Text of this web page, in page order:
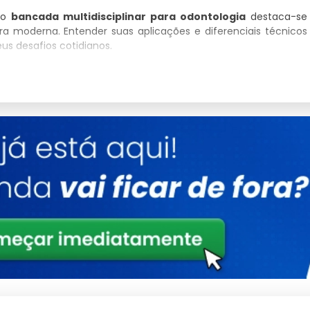
bancada multidisciplinar para odontologia destaca-se
Entender suas aplicações e diferenciais técnicos
desafios cotidianos.
Detalhes
Otimizado para baixo consumo e alto ganho
Produto com garantia de procedência e
suporte
Consultoria Especializada
técnico.